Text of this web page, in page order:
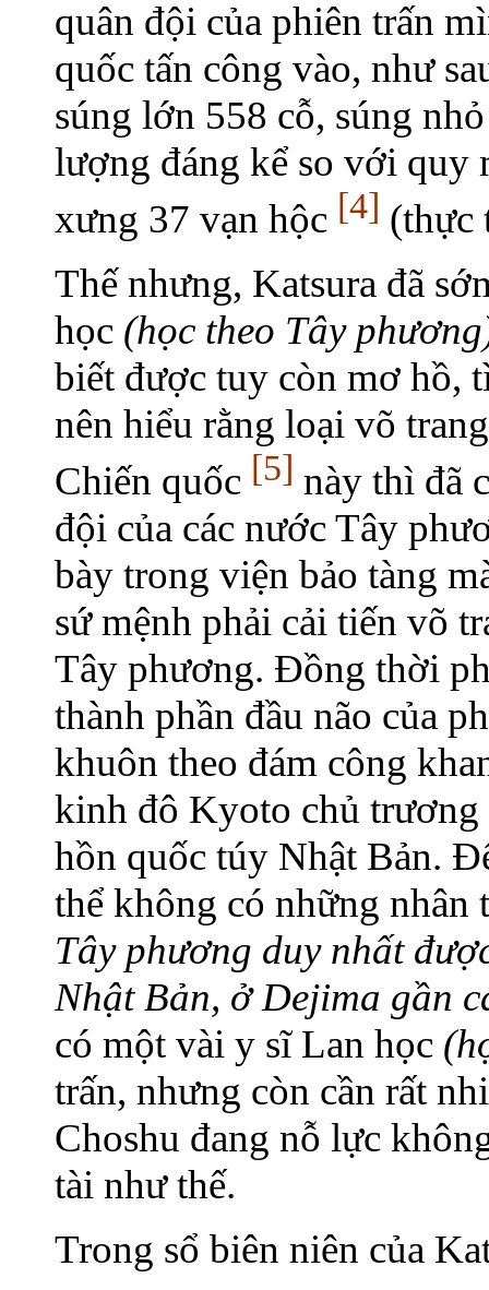
quân đội của phiên trấn
quốc tấn công vào, như
súng lớn 558 cỗ, súng
lượng đáng kể so với quy
xưng 37 vạn hộc [4] (thực
Thế nhưng, Katsura đã
học (học theo Tây
biết được tuy còn mơ hồ,
nên hiểu rằng loại võ
Chiến quốc [5] này thì đã
đội của các nước Tây
bày trong viện bảo tàng
sứ mệnh phải cải tiến võ
Tây phương. Đồng thời
thành phần đầu não của
khuôn theo đám công
kinh đô Kyoto chủ
hồn quốc túy Nhật Bản.
thể không có những
Tây phương duy nhất
Nhật Bản, ở Dejima gần
có một vài y sĩ Lan học
trấn, nhưng còn cần rất
Choshu đang nỗ lực
tài như thế.
Trong sổ biên niên của